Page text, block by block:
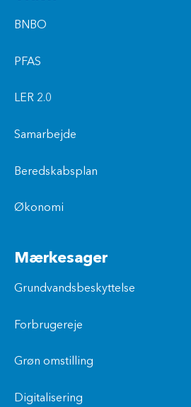
BNBO
PFAS
LER 2.0
Samarbejde
Beredskabsplan
Økonomi
Mærkesager
Grundvandsbeskyttelse
Forbrugereje
Grøn omstilling
Digitalisering